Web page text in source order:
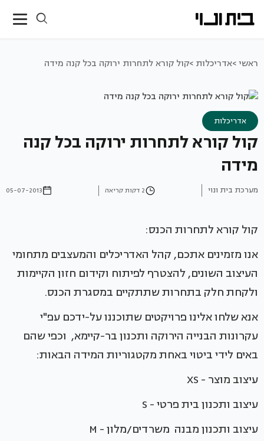
ראשי >אדריכלות >קול קורא לתחרות ירוקה בכל קנה מידה
אדריכלות
קול קורא לתחרות ירוקה בכל קנה
מידה
מערכת בית ונוי 2 דקות קריאה 05-07-2013
קול קורא לתחרות הכנס:
אנו מזמינים אתכם, קהל האדריכלים והמעצבים מתחומי
העיצוב השונים, להצטרף לפיתוח וקידום חזון הקיימות
ולקחת חלק בתחרות שתתקיים במסגרת הכנס.
אנא שלחו אלינו פרויקטים שתוכננו על-ידכם עפ"י
עקרונות הבנייה הירוקה ותכנון בר-קיימא, וכפי שהם
באים לידי ביטוי באחת מקטגוריות המידה הבאות:
עיצוב מוצר - XS
עיצוב ותכנון בית פרטי - S
עיצוב ותכנון מבנה משרדים/מלון - M